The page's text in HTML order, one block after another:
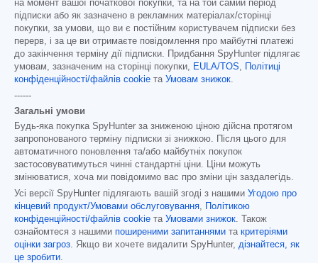
на момент вашої початкової покупки, та на той самий період
підписки або як зазначено в рекламних матеріалах/сторінці
покупки, за умови, що ви є постійним користувачем підписки без
перерв, і за це ви отримаєте повідомлення про майбутні платежі
до закінчення терміну дії підписки. Придбання SpyHunter підлягає
умовам, зазначеним на сторінці покупки, EULA/TOS,
Політиці
конфіденційності/файлів cookie та Умовам знижок.
------
Загальні умови
Будь-яка покупка SpyHunter за зниженою ціною дійсна протягом
запропонованого терміну підписки зі знижкою. Після цього для
автоматичного поновлення та/або майбутніх покупок
застосовуватимуться чинні стандартні ціни. Ціни можуть
змінюватися, хоча ми повідомимо вас про зміни цін заздалегідь.
Усі версії SpyHunter підлягають вашій згоді з нашими Угодою про
кінцевий продукт/Умовами обслуговування,
Політикою
конфіденційності/файлів cookie та Умовами знижок. Також
ознайомтеся з нашими поширеними запитаннями та критеріями
оцінки загроз. Якщо ви хочете видалити SpyHunter, дізнайтеся, як
це зробити.